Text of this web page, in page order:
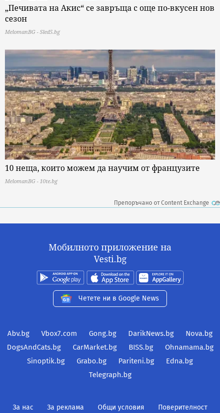
„Печивата на Акис“ се завръща с още по-вкусен нов
сезон
MelomanBG - Sled5.bg
10 неща, които можем да научим от французите
MelomanBG - 10te.bg
Препоръчано от Content Exchange
Мобилното приложение на
Vesti.bg
Четете ни в Google News
Abv.bg Vbox7.com Gong.bg DarikNews.bg
Nova.bg
DogsAndCats.bg
CarMarket.bg BISS.bg
Ohnamama.bg
Sinoptik.bg
Grabo.bg Pariteni.bg
Edna.bg
Telegraph.bg
За нас За реклама Общи условия Поверителност